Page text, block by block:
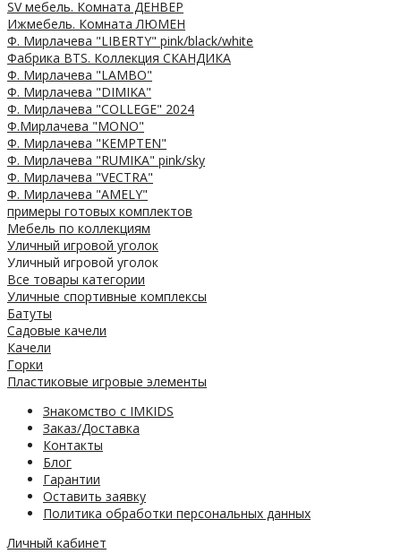
SV мебель. Комната ДЕНВЕР
Ижмебель. Комната ЛЮМЕН
Ф. Мирлачева "LIBERTY" pink/black/white
Фабрика BTS. Коллекция СКАНДИКА
Ф. Мирлачева "LAMBO"
Ф. Мирлачева "DIMIKA"
Ф. Мирлачева "COLLEGE" 2024
Ф.Мирлачева "MONO"
Ф. Мирлачева "KEMPTEN"
Ф. Мирлачева "RUMIKA" pink/sky
Ф. Мирлачева "VECTRA"
Ф. Мирлачева "AMELY"
примеры готовых комплектов
Мебель по коллекциям
Уличный игровой уголок
Уличный игровой уголок
Все товары категории
Уличные спортивные комплексы
Батуты
Садовые качели
Качели
Горки
Пластиковые игровые элементы
Знакомство с IMKIDS
Заказ/Доставка
Контакты
Блог
Гарантии
Оставить заявку
Политика обработки персональных данных
Личный кабинет